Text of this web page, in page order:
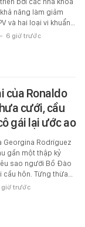
năng làm giảm
và hai loại vi khuẩn…
- 6 giờ trước
của Ronaldo
cưới, cầu
gái lại ước ao
Georgina Rodríguez
gần một thập kỷ
sao người Bồ Đào
cầu hôn. Từng thừa…
giờ trước